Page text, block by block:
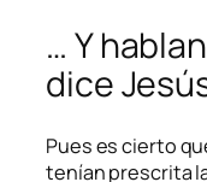
… Y
dice
Pues es cierto
tenían prescrita